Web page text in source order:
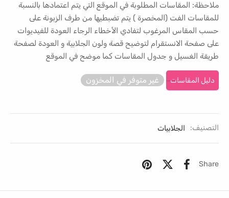
ملاحظة: المقاسات المطلوبة في الموقع التي يتم اعتمادها بالنسبة
للمقاسات الفت (المخصرة ) يتم تضبطيها من طرف الزبونة على
حسب المقاس المرغوب لتفادي الأخطاء الرجاء العودة للفيديوات
على صفحة الانستقرام لتوضيح قصة ولون الجلابية و العودة لصفحة
طريقة الغسيل و جدول المقاسات كما موضح في الموقع
دليل المقاسات غير متوفر في المخزون
التصنيف: الجلابيات
Share